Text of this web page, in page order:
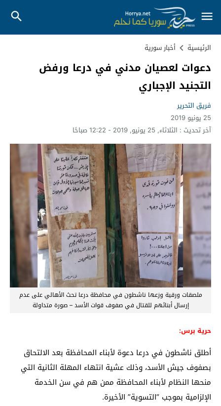
الرئيسية أخبار سورية
دعوات لعصيان مدني في درعا ورفض
التجنيد الإجباري
فريق التحرير
25 يونيو 2019
آخر تحديث : الثلاثاء, 25 يونيو, 2019 - 12:22 صباحًا
ملصقات ورقية وزعها ناشطون في محافظة درعا تحث الأهالي على عدم
إرسال أبنائهم للقتال في صفوف قوات الأسد – صورة متداولة
حرية برس:
أطلق ناشطون في درعا دعوة لأبناء المحافظة بعد الالتحاق
بصفوف جيش الأسد، وذلك عشية انتهاء المهلة الثانية التي
منحها النظام لأبناء المحافظة ممن هم في سن الخدمة
الإلزامية بموجب “التسوية” الأخيرة.